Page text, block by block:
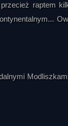
raptem